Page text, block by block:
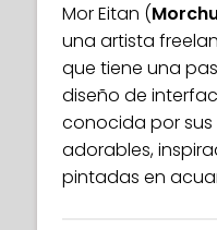
Mor Eitan (
una artista
que tiene una
diseño de
conocida por
adorables,
pintadas en